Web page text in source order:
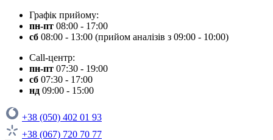
Графік прийому:
пн-пт 08:00 - 17:00
сб 08:00 - 13:00 (прийом аналізів з 09:00 - 10:00)
Call-центр:
пн-пт 07:30 - 19:00
сб 07:30 - 17:00
нд 09:00 - 15:00
+38 (050) 402 01 93
+38 (067) 720 70 77